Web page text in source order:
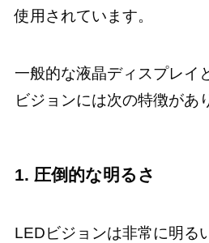
使用されています。
一般的な液晶ディスプレイ
ビジョンには次の特徴があ
1. 圧倒的な明るさ
LEDビジョンは非常に明る